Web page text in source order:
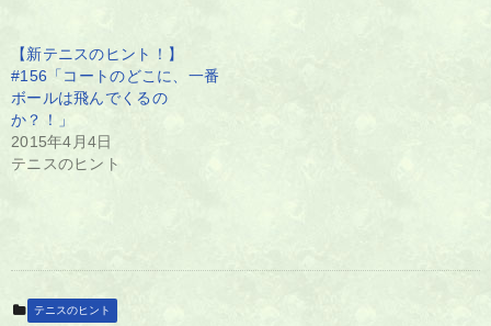
【新テニスのヒント！】
#156「コートのどこに、一番
ボールは飛んでくるの
か？！」
2015年4月4日
テニスのヒント
テニスのヒント